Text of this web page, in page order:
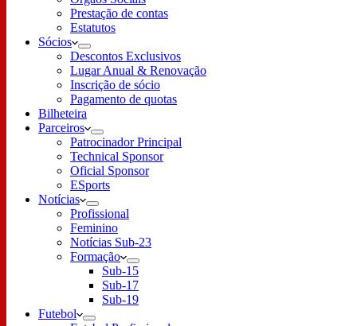
Prestação de contas
Estatutos
Sócios
Descontos Exclusivos
Lugar Anual & Renovação
Inscrição de sócio
Pagamento de quotas
Bilheteira
Parceiros
Patrocinador Principal
Technical Sponsor
Oficial Sponsor
ESports
Notícias
Profissional
Feminino
Notícias Sub-23
Formação
Sub-15
Sub-17
Sub-19
Futebol